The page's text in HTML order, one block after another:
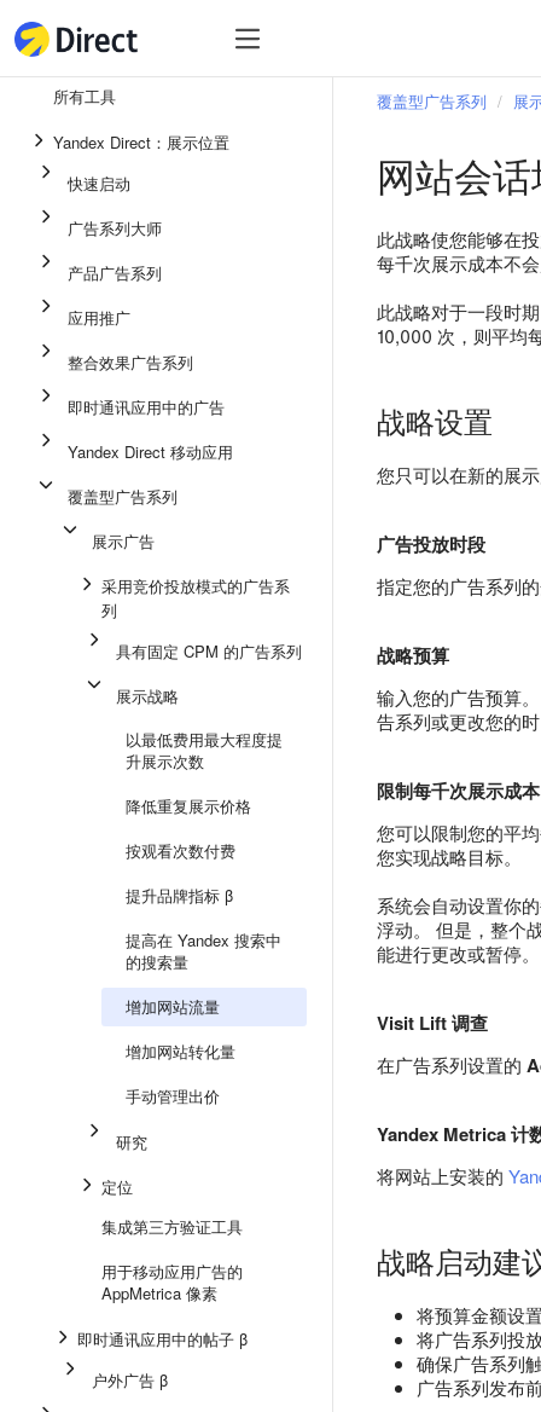
即时通讯应用中的广告
产品广告系列
所有工具
Yandex Direct：展示位置
快速启动
广告系列大师
产品广告系列
应用推广
整合效果广告系列
即时通讯应用中的广告
Yandex Direct 移动应用
覆盖型广告系列
展示广告
采用竞价投放模式的广告系
列
具有固定 CPM 的广告系列
展示战略
以最低费用最大程度提
升展示次数
降低重复展示价格
按观看次数付费
提升品牌指标 β
提高在 Yandex 搜索中
的搜索量
增加网站流量
增加网站转化量
手动管理出价
研究
定位
集成第三方验证工具
用于移动应用广告的
AppMetrica 像素
即时通讯应用中的帖子 β
户外广告 β
覆盖型广告系列 展
网站会
此战略使您能够在
每千次展示成本不
此战略对于一段时
10,000 次，则平均
战略设置
您只可以在新的展
广告投放时段
指定您的广告系列
战略预算
输入您的广告预算
告系列或更改您的
限制每千次展示成本
您可以限制您的平
您实现战略目标。
系统会自动设置你
浮动。 但是，整个
能进行更改或暂停。
Visit Lift 调查
在广告系列设置的
Yandex Metrica 计
将网站上安装的
战略启动建
将预算金额设
将广告系列投
确保广告系列
广告系列发布